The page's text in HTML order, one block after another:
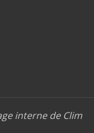
interne de Clim